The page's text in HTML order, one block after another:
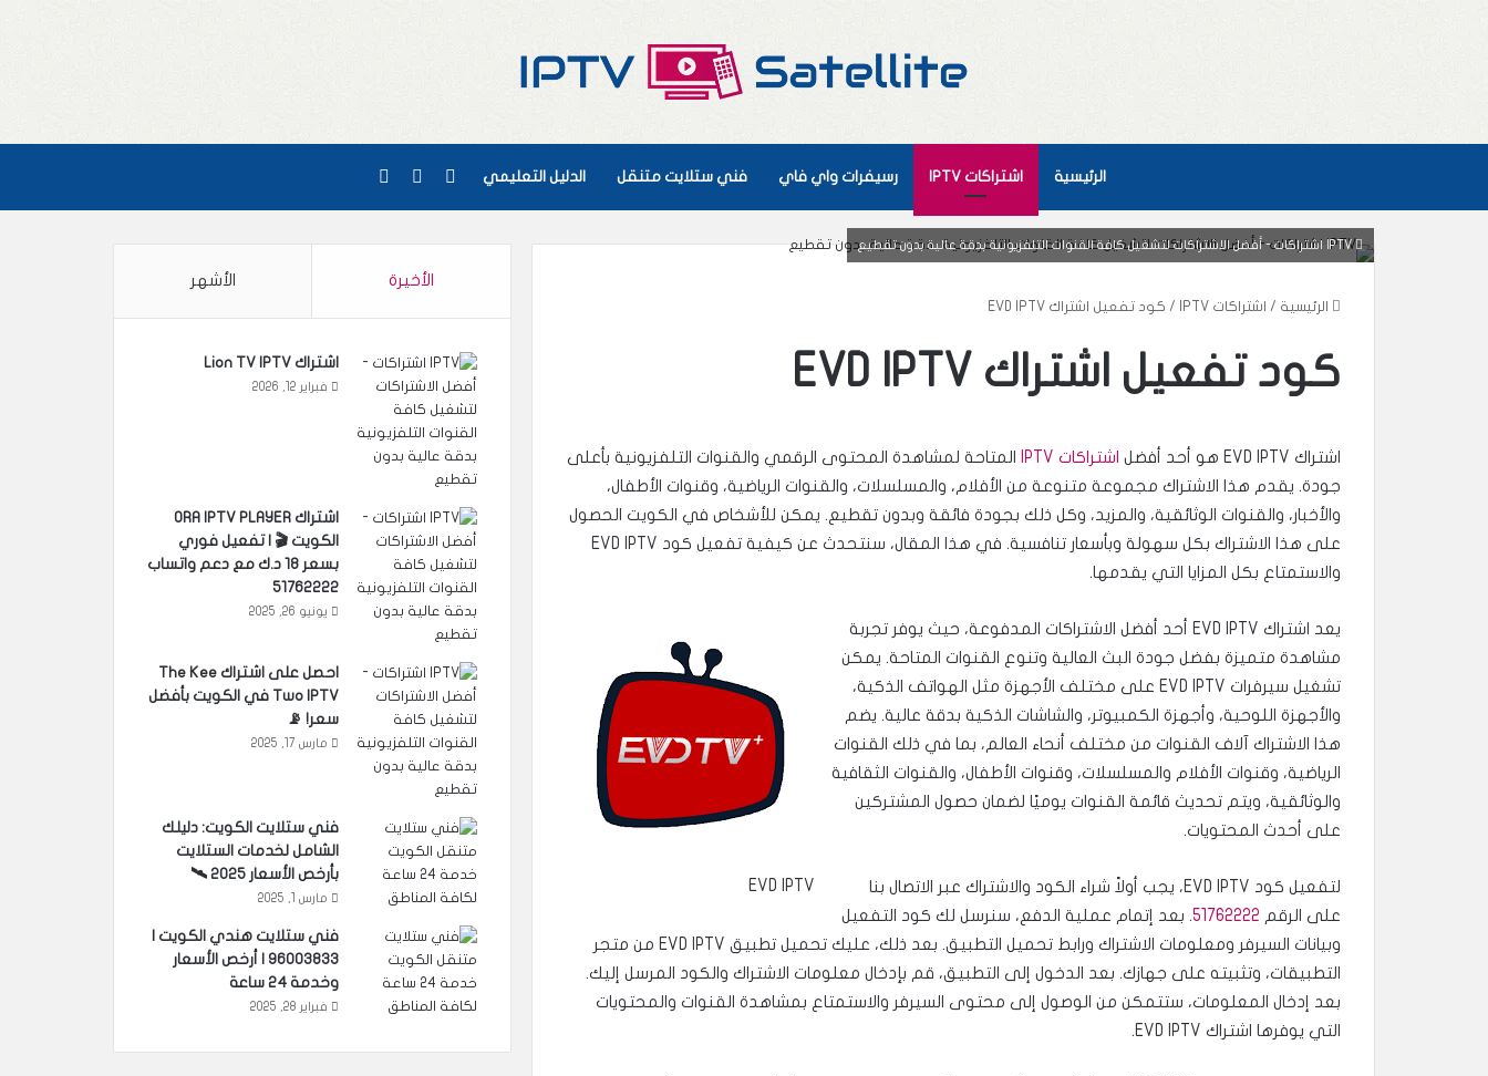
الرئيسية اشتراكات IPTV رسيفرات واي فاي فني ستلايت متنقل الدليل التعليمي واتسابGoogle maps
IPTV اشتراكات - أفضل الاشتراكات لتشغيل كافة القنوات التلفزيونية بدقة عالية بدون تقطيع
الرئيسية / اشتراكات IPTV / كود تفعيل اشتراك EVD IPTV
كود تفعيل اشتراك EVD IPTV
اشتراك EVD IPTV هو أحد أفضل اشتراكات IPTV
المتاحة لمشاهدة المحتوى الرقمي والقنوات التلفزيونية بأعلى
جودة. يقدم هذا الاشتراك مجموعة متنوعة من الأفلام، والمسلسلات، والقنوات الرياضية، وقنوات الأطفال،
والأخبار، والقنوات الوثائقية، والمزيد، وكل ذلك بجودة فائقة وبدون تقطيع. يمكن للأشخاص في الكويت الحصول
على هذا الاشتراك بكل سهولة وبأسعار تنافسية. في هذا المقال، سنتحدث عن كيفية تفعيل كود EVD IPTV
والاستمتاع بكل المزايا التي يقدمها.
EVD IPTV
يعد اشتراك EVD IPTV أحد أفضل الاشتراكات المدفوعة، حيث يوفر تجربة
مشاهدة متميزة بفضل جودة البث العالية وتنوع القنوات المتاحة. يمكن
تشغيل سيرفرات EVD IPTV على مختلف الأجهزة مثل الهواتف الذكية،
والأجهزة اللوحية، وأجهزة الكمبيوتر، والشاشات الذكية بدقة عالية. يضم
هذا الاشتراك آلاف القنوات من مختلف أنحاء العالم، بما في ذلك القنوات
الرياضية، وقنوات الأفلام والمسلسلات، وقنوات الأطفال، والقنوات الثقافية
والوثائقية، ويتم تحديث قائمة القنوات يوميًا لضمان حصول المشتركين
على أحدث المحتويات.
لتفعيل كود EVD IPTV، يجب أولاً شراء الكود والاشتراك عبر الاتصال بنا
على الرقم 51762222. بعد إتمام عملية الدفع، سنرسل لك كود التفعيل
وبيانات السيرفر ومعلومات الاشتراك ورابط تحميل التطبيق. بعد ذلك، عليك تحميل تطبيق EVD IPTV من متجر
التطبيقات، وتثبيته على جهازك. بعد الدخول إلى التطبيق، قم بإدخال معلومات الاشتراك والكود المرسل إليك.
بعد إدخال المعلومات، ستتمكن من الوصول إلى محتوى السيرفر والاستمتاع بمشاهدة القنوات والمحتويات
التي يوفرها اشتراك EVD IPTV.
الأخيرة الأشهر
اشتراك Lion TV IPTV
فبراير 12, 2026
اشتراك ORA IPTV PLAYER
الكويت 🎬 | تفعيل فوري
بسعر 18 د.ك مع دعم واتساب
51762222
يونيو 26, 2025
احصل على اشتراك The Kee
Two IPTV في الكويت بأفضل
سعر! 📡
مارس 17, 2025
فني ستلايت الكويت: دليلك
الشامل لخدمات الستلايت
بأرخص الأسعار 2025 🛰️
مارس 1, 2025
فني ستلايت هندي الكويت |
96003833 | أرخص الأسعار
وخدمة 24 ساعة
فبراير 28, 2025